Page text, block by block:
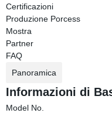
Certificazioni
Produzione Porcess
Mostra
Partner
FAQ
Panoramica
Informazioni di
Model No.